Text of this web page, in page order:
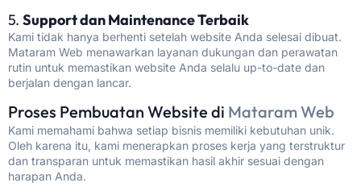
5. Support dan Maintenance Terbaik
Kami tidak hanya berhenti setelah website Anda selesai dibuat.
Mataram Web menawarkan layanan dukungan dan perawatan
rutin untuk memastikan website Anda selalu up-to-date dan
berjalan dengan lancar.
Proses Pembuatan Website di Mataram Web
Kami memahami bahwa setiap bisnis memiliki kebutuhan unik.
Oleh karena itu, kami menerapkan proses kerja yang terstruktur
dan transparan untuk memastikan hasil akhir sesuai dengan
harapan Anda.